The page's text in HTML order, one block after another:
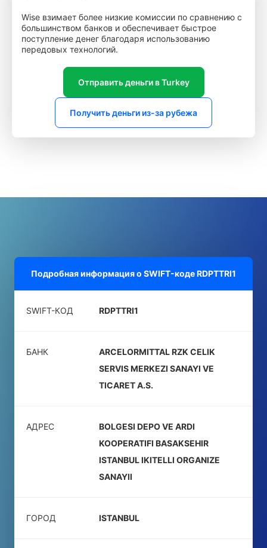
Wise взимает более низкие комиссии по сравнению с
большинством банков и обеспечивает быстрое
поступление денег благодаря использованию
передовых технологий.
Отправить деньги в Turkey
Получить деньги из-за рубежа
Подробная информация о SWIFT-кодеRDPTTRI1
SWIFT-КОД RDPTTRI1
БАНК
ARCELORMITTAL RZK CELIK
SERVIS MERKEZI SANAYI VE
TICARET A.S.
АДРЕС
BOLGESI DEPO VE ARDI
KOOPERATIFI BASAKSEHIR
ISTANBUL IKITELLI ORGANIZE
SANAYII
ГОРОД ISTANBUL